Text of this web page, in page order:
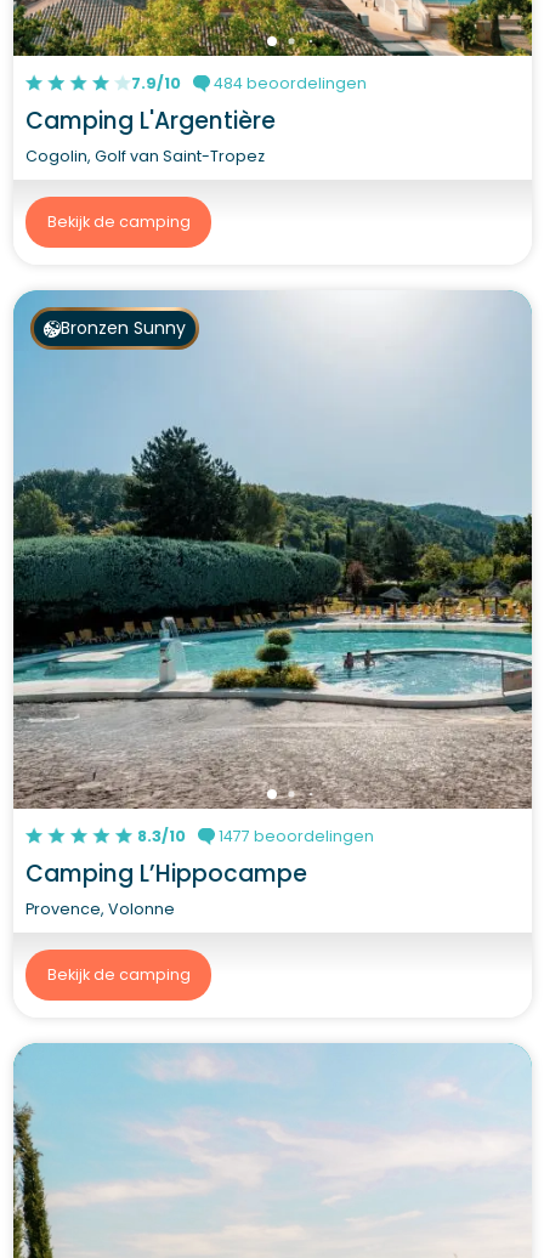
7.9/10 484 beoordelingen
Camping L'Argentière
Cogolin, Golf van Saint-Tropez
Bekijk de camping
Bronzen Sunny
8.3/10 1477 beoordelingen
Camping L’Hippocampe
Provence, Volonne
Bekijk de camping